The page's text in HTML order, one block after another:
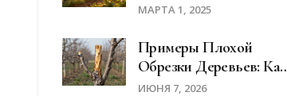
МАРТА 1, 2025
Примеры Плохой
Обрезки Деревьев: Как
Не Убить Яблоню И
ИЮНЯ 7, 2026